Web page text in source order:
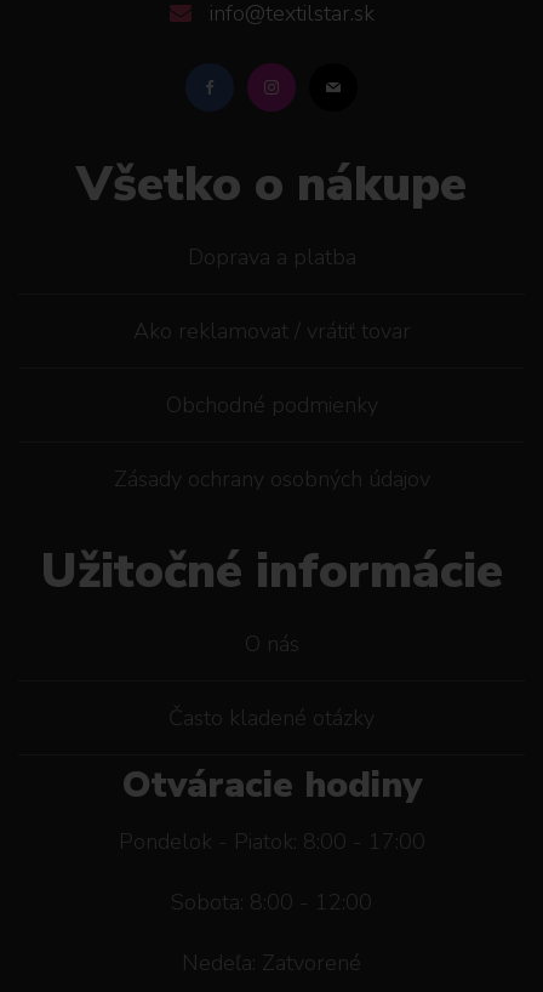
info@textilstar.sk
Všetko o nákupe
Doprava a platba
Ako reklamovat / vrátiť tovar
Obchodné podmienky
Zásady ochrany osobných údajov
Užitočné informácie
O nás
Často kladené otázky
Otváracie hodiny
Pondelok - Piatok: 8:00 - 17:00
Sobota: 8:00 - 12:00
Nedeľa: Zatvorené